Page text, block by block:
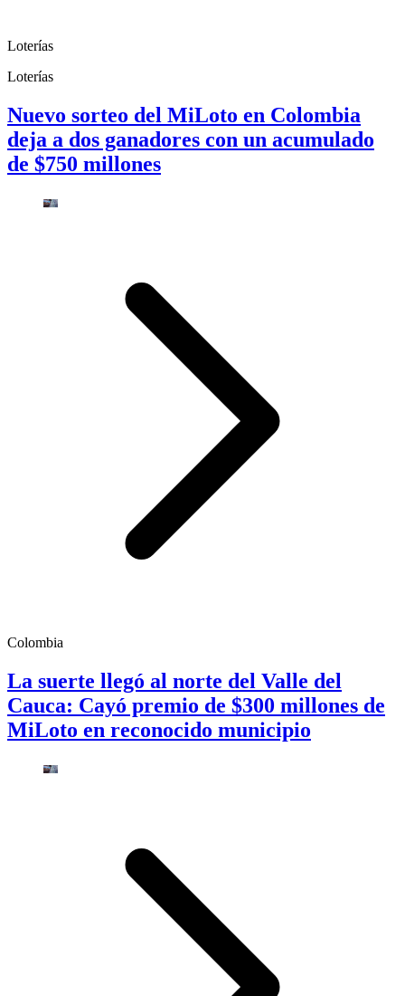
Loterías
Loterías
Nuevo sorteo del MiLoto en Colombia
deja a dos ganadores con un acumulado
de $750 millones
Colombia
La suerte llegó al norte del Valle del
Cauca: Cayó premio de $300 millones de
MiLoto en reconocido municipio